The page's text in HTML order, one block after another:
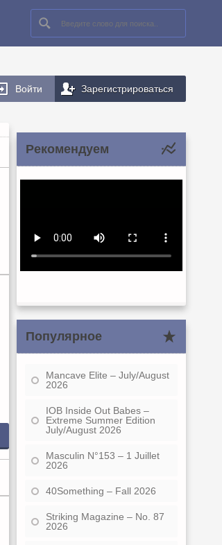
Войти Зарегистрироваться
Рекомендуем
Популярное
Mancave Elite – July/August
2026
IOB Inside Out Babes –
Extreme Summer Edition
July/August 2026
Masculin N°153 – 1 Juillet
2026
40Something – Fall 2026
Striking Magazine – No. 87
2026